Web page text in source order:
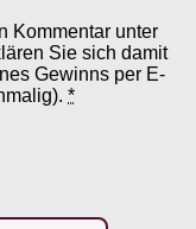
Kommentar unter
Sie sich damit
Gewinns per E-
*